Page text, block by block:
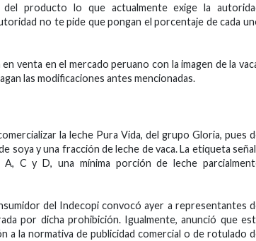
producto lo que actualmente exige la
no te pide que pongan el porcentaje de cada
venta en el mercado peruano con la imagen de la
las modificaciones antes mencionadas.
la leche Pura Vida, del grupo Gloria, pues
soya y una fracción de leche de vaca. La etiqueta
C y D, una mínima porción de leche
del Indecopi convocó ayer a representantes
por dicha prohibición. Igualmente, anunció que
a la normativa de publicidad comercial o de rotulado